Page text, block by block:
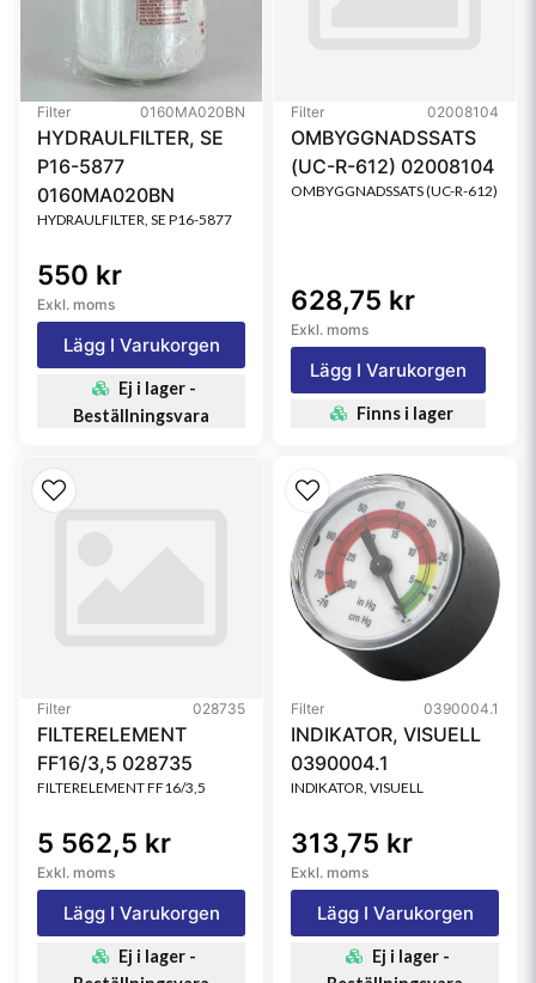
Filter 0160MA020BN
HYDRAULFILTER, SE
P16-5877
0160MA020BN
HYDRAULFILTER, SE P16-5877
550 kr
Exkl. moms
Lägg I Varukorgen
Ej i lager -
Beställningsvara
Filter 02008104
OMBYGGNADSSATS
(UC-R-612) 02008104
OMBYGGNADSSATS (UC-R-612)
628,75 kr
Exkl. moms
Lägg I Varukorgen
Finns i lager
Filter 028735
FILTERELEMENT
FF16/3,5 028735
FILTERELEMENT FF16/3,5
5 562,5 kr
Exkl. moms
Lägg I Varukorgen
Ej i lager -
Filter 0390004.1
INDIKATOR, VISUELL
0390004.1
INDIKATOR, VISUELL
313,75 kr
Exkl. moms
Lägg I Varukorgen
Ej i lager -